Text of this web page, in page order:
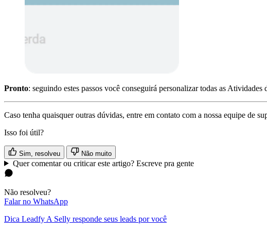
Pronto: seguindo estes passos você conseguirá personalizar todas as Atividades
Caso tenha quaisquer outras dúvidas, entre em contato com a nossa equipe de
Isso foi útil?
Sim, resolveu Não muito
Quer comentar ou criticar este artigo? Escreve pra gente
Não resolveu?
Falar no WhatsApp
Dica Leadfy A Selly responde seus leads por você